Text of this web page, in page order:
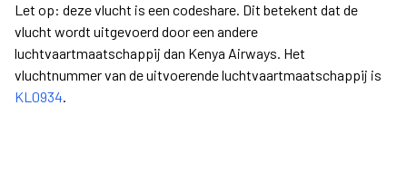
Let op: deze vlucht is een codeshare. Dit betekent dat de
vlucht wordt uitgevoerd door een andere
luchtvaartmaatschappij dan Kenya Airways. Het
vluchtnummer van de uitvoerende luchtvaartmaatschappij is
KL0934.